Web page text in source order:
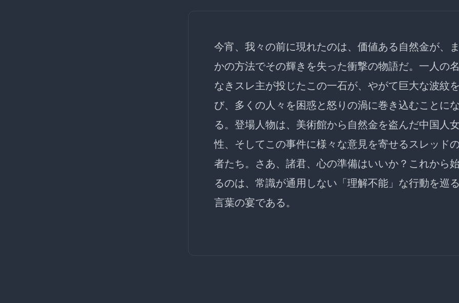
今宵、我々の前に現れたのは、価値ある自然金が、
かの方法でその輝きを失った衝撃の物語だ。一人の
なきスレ主が投じたこの一石が、やがて巨大な波紋
び、多くの人々を困惑と怒りの渦に巻き込むことにな
る。登場人物は、美術館から自然金を盗んだ中国人
性、そしてこの事件に様々な意見を寄せるスレッド
者たち。さあ、諸君、心の準備はいいか？これから
るのは、 常識が通用しない「理解不能」な行動を巡る
言葉の宴である。